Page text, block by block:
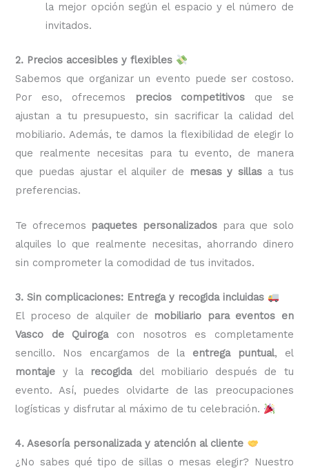
la mejor opción según el espacio y el número de
invitados.
2. Precios accesibles y flexibles
Sabemos que organizar un evento puede ser costoso.
Por eso, ofrecemos
precios competitivos que se
ajustan a tu presupuesto, sin sacrificar la calidad del
mobiliario. Además, te damos la flexibilidad de elegir lo
que realmente necesitas para tu evento, de manera
que puedas ajustar el alquiler de
mesas y sillas a tus
preferencias.
Te ofrecemos paquetes personalizados para que solo
alquiles lo que realmente necesitas, ahorrando dinero
sin comprometer la comodidad de tus invitados.
3. Sin complicaciones: Entrega y recogida incluidas
El proceso de alquiler de mobiliario para eventos en
Vasco de Quirogacon nosotros es completamente
sencillo. Nos encargamos de la entrega puntual, el
montaje y la recogidadel mobiliario después de tu
evento. Así, puedes olvidarte de las preocupaciones
logísticas y disfrutar al máximo de tu celebración.
4. Asesoría personalizada y atención al cliente
¿No sabes qué tipo de sillas o mesas elegir? Nuestro